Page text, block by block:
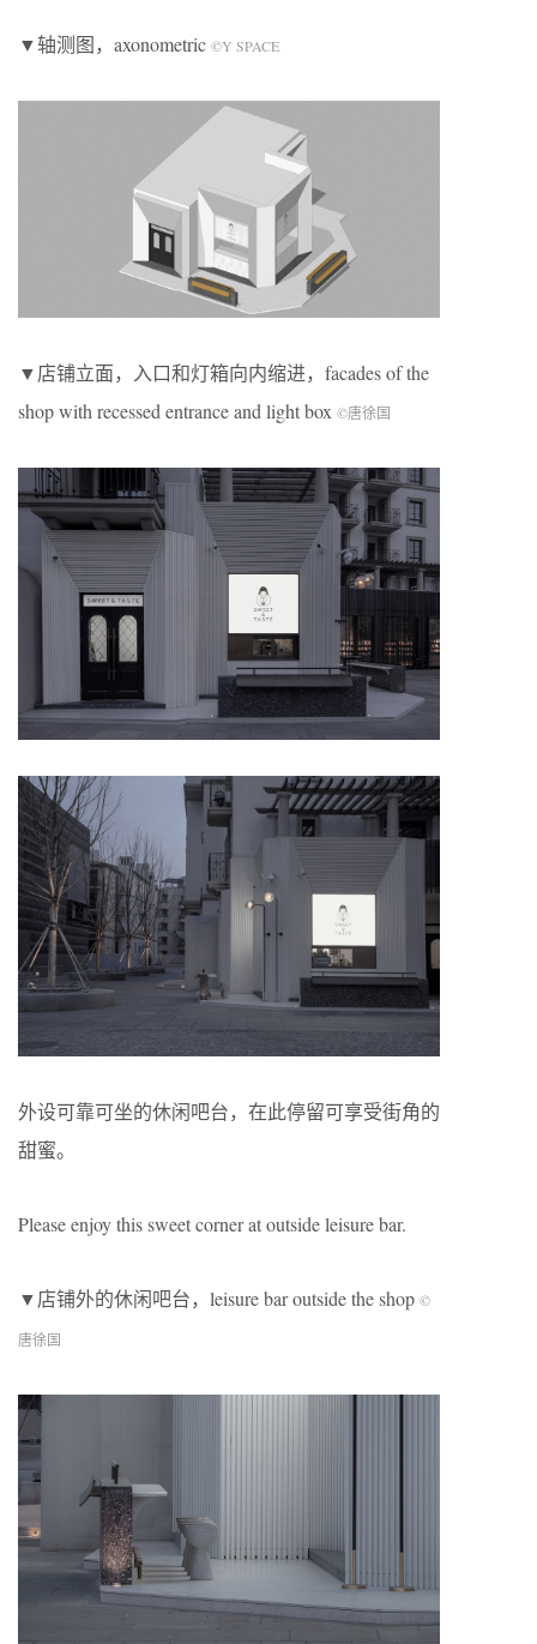
▼轴测图，axonometric ©Y SPACE
▼店铺立面，入口和灯箱向内缩进，facades of the
shop with recessed entrance and light box ©唐徐国
外设可靠可坐的休闲吧台，在此停留可享受街角的
甜蜜。
Please enjoy this sweet corner at outside leisure bar.
▼店铺外的休闲吧台，leisure bar outside the shop ©
唐徐国